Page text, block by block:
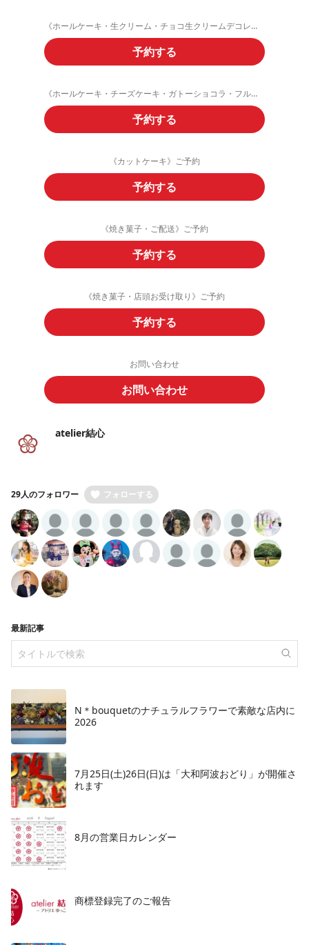
《ホールケーキ・生クリーム・チョコ生クリームデコレーション》ご予約フォーム
予約する
《ホールケーキ・チーズケーキ・ガトーショコラ・フルーツタルト》ご予約
予約する
《カットケーキ》ご予約
予約する
《焼き菓子・ご配送》ご予約
予約する
《焼き菓子・店頭お受け取り》ご予約
予約する
お問い合わせ
お問い合わせ
atelier結心
29人のフォロワー フォローする
最新記事
N＊bouquetのナチュラルフラワーで素敵な店内に
2026
7月25日(土)26日(日)は「大和阿波おどり」が開催さ
れます
8月の営業日カレンダー
商標登録完了のご報告